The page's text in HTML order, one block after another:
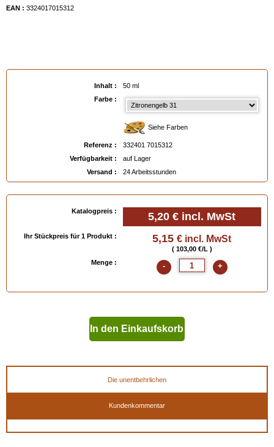
EAN : 3324017015312
Inhalt :
50 ml
Farbe :
Siehe Farben
Referenz :
332401 7015312
Verfügbarkeit :
auf Lager
Versand :
24 Arbeitsstunden
Katalogpreis : 5,20 € incl. MwSt
Ihr Stückpreis für 1 Produkt : 5,15 € incl. MwSt
( 103,00 €/L )
Menge :
- +
In den Einkaufskorb
Die unentbehrlichen
Kundenkommentar